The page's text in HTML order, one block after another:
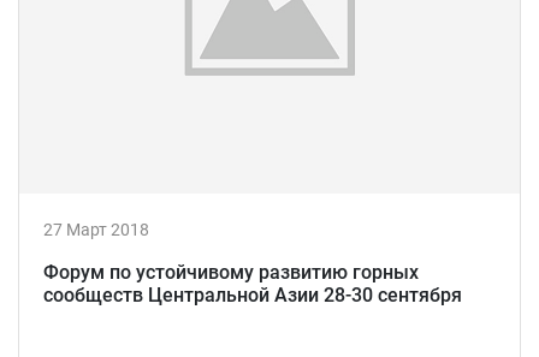
27 Март 2018
Форум по устойчивому развитию горных
сообществ Центральной Азии 28-30 сентября